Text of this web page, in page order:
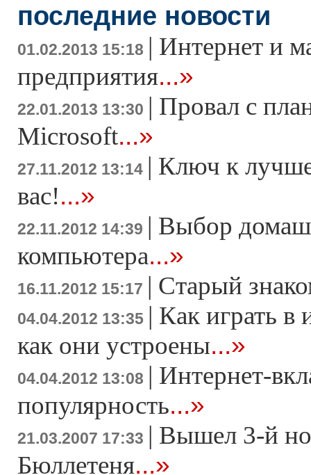
последние новости
01.02.2013 15:18 | Интернет и
предприятия...»
22.01.2013 13:30 | Провал с
Microsoft...»
27.11.2012 13:14 | Ключ к
вас!...»
22.11.2012 14:39 | Выбор
компьютера...»
16.11.2012 15:17 | Старый
04.04.2012 13:35 | Как играть в
как они устроены...»
04.04.2012 13:08 | Интернет-
популярность...»
21.03.2007 17:33 | Вышел 3-й
Бюллетеня...»